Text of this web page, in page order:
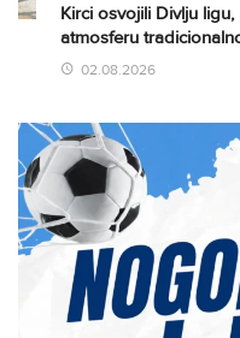
Kirci osvojili Divlju
atmosferu
02.08.2026